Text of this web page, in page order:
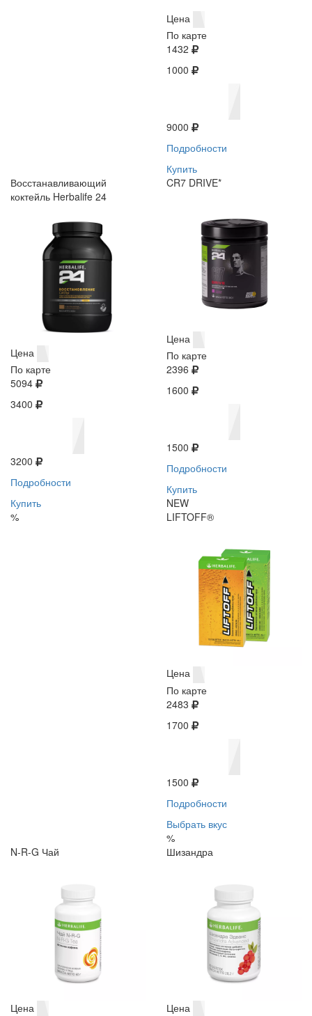
Цена
По карте
1432
1000
9000
Подробности
Купить
Восстанавливающий
коктейль Herbalife 24
Цена
По карте
5094
3400
3200
Подробности
Купить
%
CR7 DRIVE*
Цена
По карте
2396
1600
1500
Подробности
Купить
NEW
LIFTOFF®
Цена
По карте
2483
1700
1500
Подробности
Выбрать вкус
%
N-R-G Чай
Цена
Шизандра
Цена